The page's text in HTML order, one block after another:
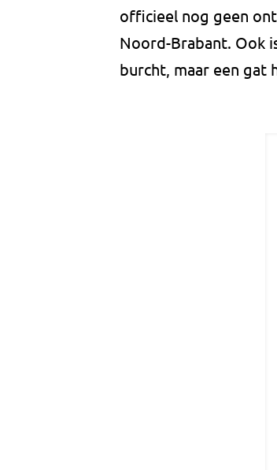
officieel nog geen
Noord-Brabant. Ook
burcht, maar een gat